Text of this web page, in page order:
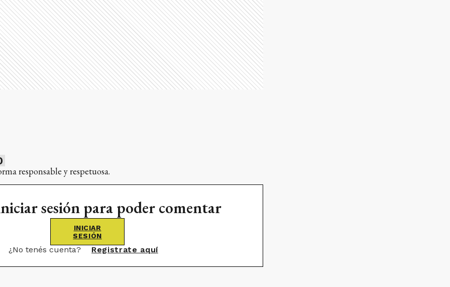
responsable y respetuosa.
sesión para poder comentar
INICIAR
SESIÓN
¿No tenés cuenta? Registrate aquí